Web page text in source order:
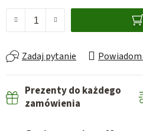
Zadaj pytanie
Prezenty do każdego
zamówienia